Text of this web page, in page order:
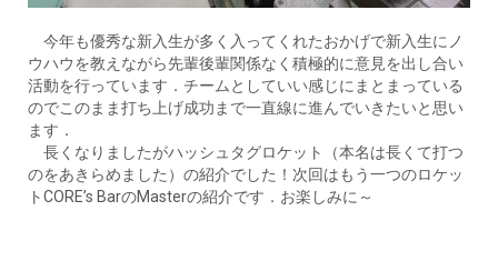
今年も優秀な新入生が多く入ってくれたおかげで新入生にノ
ウハウを教えながら先輩後輩関係なく積極的に意見を出し合い
活動を行っています．チームとしていい感じにまとまっている
のでこのまま打ち上げ成功まで一直線に進んでいきたいと思い
ます．
長くなりましたがハッシュタグロケット（本名は長くて打つ
のをあきらめました）の紹介でした！次回はもう一つのロケッ
トCORE’s BarのMasterの紹介です．お楽しみに～